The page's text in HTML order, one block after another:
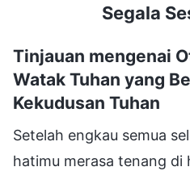
Segala
Tinjauan mengenai
Watak Tuhan yang
Kekudusan Tuhan
Setelah engkau semua
hatimu merasa tenang di